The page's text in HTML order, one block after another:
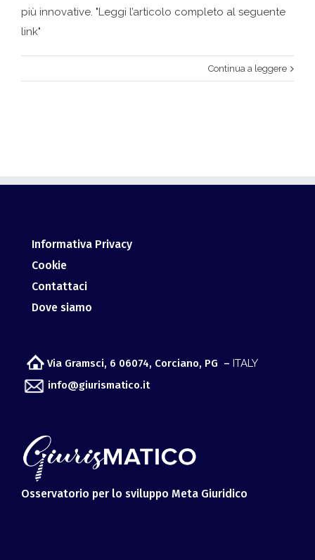
più innovative. "Leggi l’articolo completo al seguente
link"
Continua a leggere
Informativa Privacy
Cookie
Contattaci
Dove siamo
Via Gramsci, 6 06074, Corciano, PG – ITALY
info@giurismatico.it
Osservatorio per lo sviluppo Meta Giuridico